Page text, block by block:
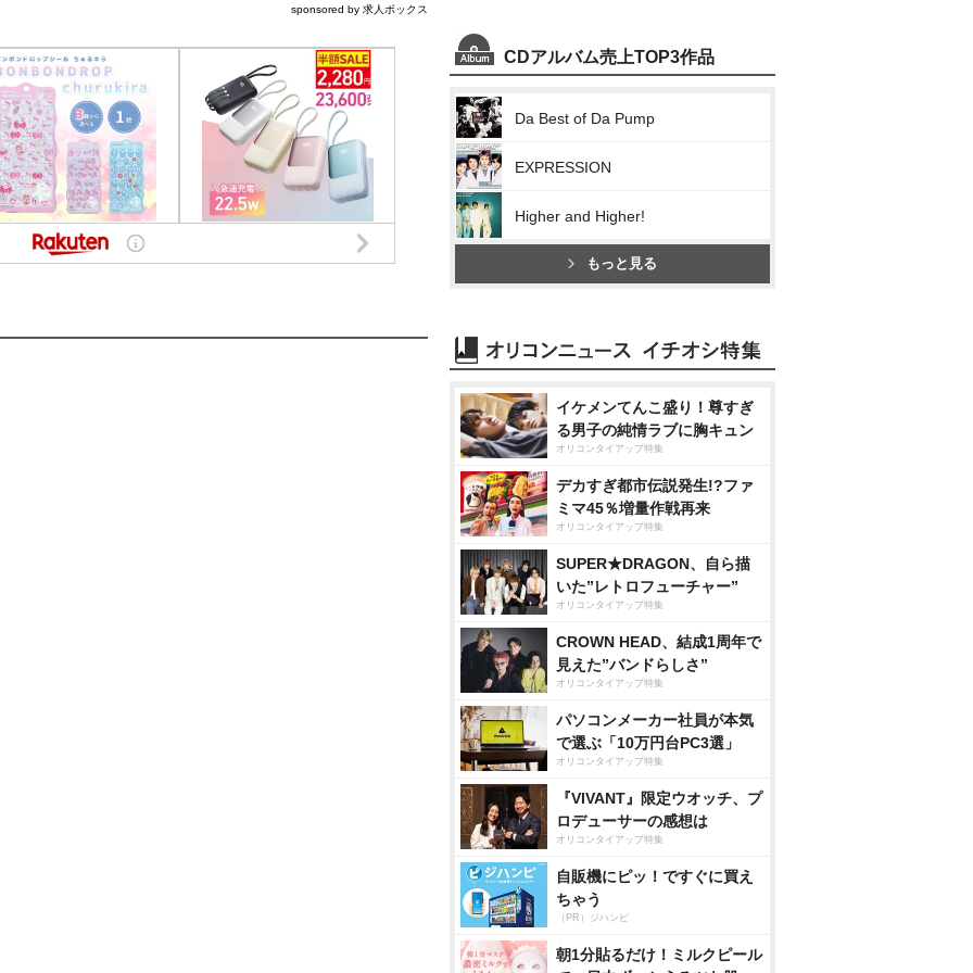
sponsored by 求人ボックス
CDアルバム売上TOP3作品
Da Best of Da Pump
EXPRESSION
Higher and Higher!
もっと見る
イケメンてんこ盛り！尊すぎ
る男子の純情ラブに胸キュン
オリコンタイアップ特集
デカすぎ都市伝説発生!?ファ
ミマ45％増量作戦再来
オリコンタイアップ特集
SUPER★DRAGON、自ら描
いた”レトロフューチャー”
オリコンタイアップ特集
CROWN HEAD、結成1周年で
見えた”バンドらしさ”
オリコンタイアップ特集
パソコンメーカー社員が本気
で選ぶ「10万円台PC3選」
オリコンタイアップ特集
『VIVANT』限定ウオッチ、プ
ロデューサーの感想は
オリコンタイアップ特集
自販機にピッ！ですぐに買え
ちゃう
（PR）ジハンピ
朝1分貼るだけ！ミルクピール